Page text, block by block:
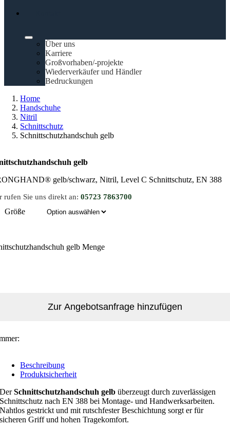
Über uns
Karriere
Großvorhaben/-projekte
Wiederverkäufer und Händler
Bedruckungen
Home
Handschuhe
Nitril
Schnittschutz
Schnittschutzhandschuh gelb
gelb
gelb/schwarz, Nitril, Level C Schnittschutz, EN 388
rufen Sie uns direkt an: 05723 7863700
Größe
gelb Menge
Zur Angebotsanfrage hinzufügen
Beschreibung
Produktsicherheit
DerSchnittschutzhandschuh gelb überzeugt durch zuverlässigen
Schnittschutz nach EN 388 bei Montage- und Handwerksarbeiten.
Nahtlos gestrickt und mit rutschfester Beschichtung sorgt er für
sicheren Griff und hohen Tragekomfort.